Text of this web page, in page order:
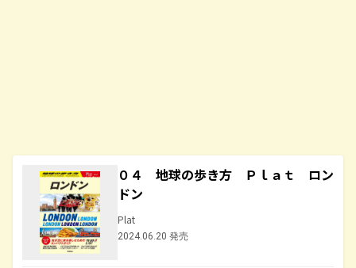
０４ 地球の歩き方 Ｐｌａｔ ロン
ドン
Plat
2024.06.20 発売